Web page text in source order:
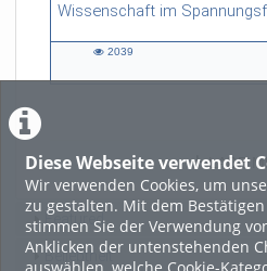
Diese Webseite verwendet
Wir verwenden Cookies, um
zu gestalten. Mit dem
stimmen Sie der Verwendung
Anklicken der untenstehenden
auswählen, welche Cookie-
01:27:01 duration
2039
LADE
Featured
Beliebtheit